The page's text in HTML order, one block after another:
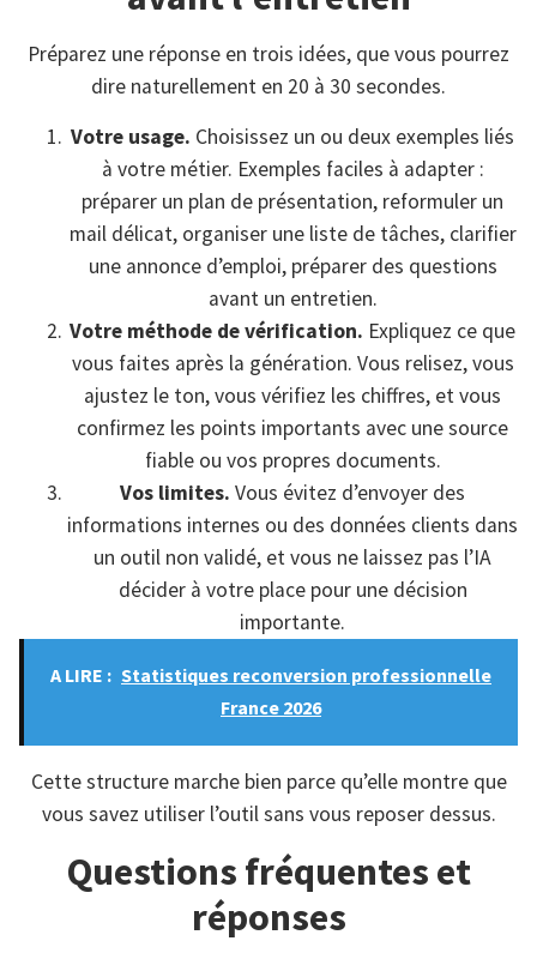
Préparez une réponse en trois idées, que vous pourrez
dire naturellement en 20 à 30 secondes.
Votre usage. Choisissez un ou deux exemples liés
à votre métier. Exemples faciles à adapter :
préparer un plan de présentation, reformuler un
mail délicat, organiser une liste de tâches, clarifier
une annonce d’emploi, préparer des questions
avant un entretien.
Votre méthode de vérification. Expliquez ce que
vous faites après la génération. Vous relisez, vous
ajustez le ton, vous vérifiez les chiffres, et vous
confirmez les points importants avec une source
fiable ou vos propres documents.
Vos limites. Vous évitez d’envoyer des
informations internes ou des données clients dans
un outil non validé, et vous ne laissez pas l’IA
décider à votre place pour une décision
importante.
A LIRE : Statistiques reconversion professionnelle
France 2026
Cette structure marche bien parce qu’elle montre que
vous savez utiliser l’outil sans vous reposer dessus.
Questions fréquentes et
réponses